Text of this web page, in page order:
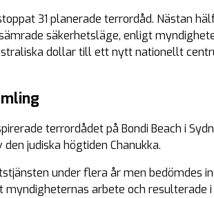
31 planerade terrordåd. Nästan
säkerhetsläge, enligt
dollar till ett nytt nationellt
terrordådet på Bondi Beach i
judiska högtiden Chanukka.
under flera år men bedömdes
arbete och resulterade